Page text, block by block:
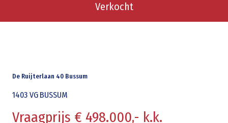
Verkocht
De Ruijterlaan 40 Bussum
1403 VG BUSSUM
Vraagprijs € 498.000,- k.k.